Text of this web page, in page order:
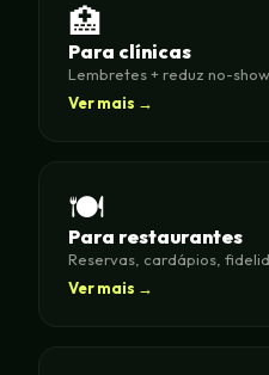
🏥
Para clínicas
Lembretes + reduz no-
Ver mais →
🍽️
Para restaurantes
Reservas, cardápios,
Ver mais →